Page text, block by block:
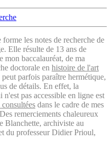
les notes de recherche de
Elle résulte de 13 ans de
mon baccalauréat, de ma
doctorale en histoire de l'art
parfois paraître hermétique,
de détails. En effet, la
pas accessible en ligne est
dans le cadre de mes
remerciements chaleureux
Blanchette, archiviste au
du professeur Didier Prioul,